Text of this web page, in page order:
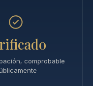
comprobable